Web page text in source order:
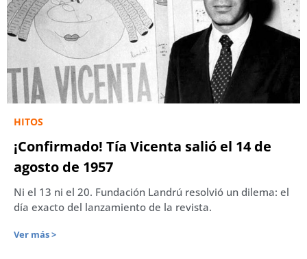
HITOS
¡Confirmado! Tía Vicenta salió el 14 de
agosto de 1957
Ni el 13 ni el 20. Fundación Landrú resolvió un dilema: el
día exacto del lanzamiento de la revista.
Ver más >